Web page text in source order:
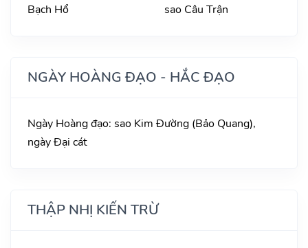
Bạch Hổ
sao Câu Trận
NGÀY HOÀNG ĐẠO - HẮC ĐẠO
Ngày Hoàng đạo: sao Kim Đường (Bảo Quang),
ngày Đại cát
THẬP NHỊ KIẾN TRỪ